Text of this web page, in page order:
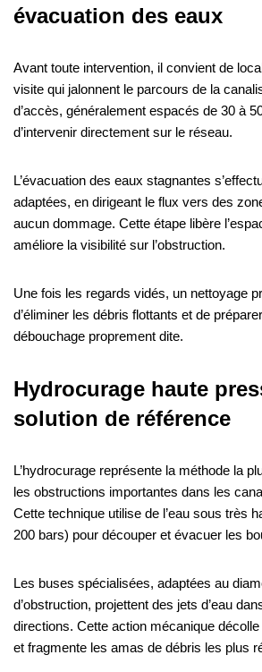
évacuation des eaux
Avant toute intervention, il convient de
visite qui jalonnent le parcours de la
d’accès, généralement espacés de 30 à
d’intervenir directement sur le réseau.
L’évacuation des eaux stagnantes
adaptées, en dirigeant le flux vers des
aucun dommage. Cette étape libère
améliore la visibilité sur l’obstruction.
Une fois les regards vidés, un nettoyage
d’éliminer les débris flottants et de
débouchage proprement dite.
Hydrocurage haute
solution de référence
L’hydrocurage représente la méthode la
les obstructions importantes dans les
Cette technique utilise de l’eau sous très
200 bars) pour découper et évacuer les
Les buses spécialisées, adaptées au
d’obstruction, projettent des jets d’eau
directions. Cette action mécanique
et fragmente les amas de débris les plus